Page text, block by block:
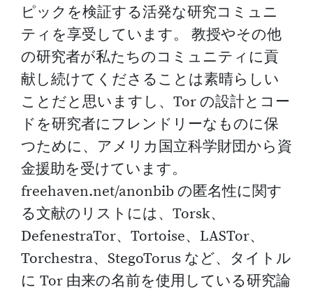
ピックを検証する活発な研究コミュニ
ティを享受しています。 教授やその他
の研究者が私たちのコミュニティに貢
献し続けてくださることは素晴らしい
ことだと思いますし、Tor の設計とコー
ドを研究者にフレンドリーなものに保
つために、アメリカ国立科学財団から資
金援助を受けています。
freehaven.net/anonbib の匿名性に関す
る文献のリストには、Torsk、
DefenestraTor、Tortoise、LASTor、
Torchestra、StegoTorus など、タイトル
に Tor 由来の名前を使用している研究論